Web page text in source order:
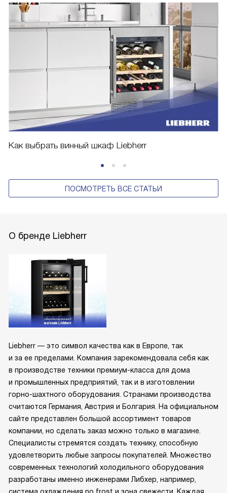
Как выбрать винный шкаф Liebherr
ПОСМОТРЕТЬ ВСЕ СТАТЬИ
О бренде Liebherr
Liebherr — это символ качества как в Европе, так
и за ее пределами. Компания зарекомендовала себя как
в производстве техники премиум-класса для дома
и промышленных предприятий, так и в изготовлении
горно-шахтного оборудования. Странами производства
считаются Германия, Австрия и Болгария. На официальном
сайте представлен большой ассортимент товаров
компании, но сделать заказ можно только в магазине.
Специалисты стремятся создать технику, способную
удовлетворить любые запросы покупателей. Множество
современных технологий холодильного оборудования
разработаны именно инженерами Либхер, например,
система охлаждения no frost и зона свежести. Каждая